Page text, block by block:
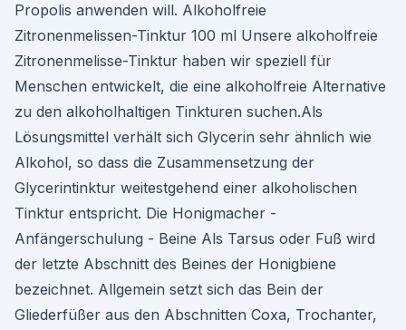
Propolis anwenden will. Alkoholfreie
Zitronenmelissen-Tinktur 100 ml Unsere alkoholfreie
Zitronenmelisse-Tinktur haben wir speziell für
Menschen entwickelt, die eine alkoholfreie Alternative
zu den alkoholhaltigen Tinkturen suchen.Als
Lösungsmittel verhält sich Glycerin sehr ähnlich wie
Alkohol, so dass die Zusammensetzung der
Glycerintinktur weitestgehend einer alkoholischen
Tinktur entspricht. Die Honigmacher -
Anfängerschulung - Beine Als Tarsus oder Fuß wird
der letzte Abschnitt des Beines der Honigbiene
bezeichnet. Allgemein setzt sich das Bein der
Gliederfüßer aus den Abschnitten Coxa, Trochanter,